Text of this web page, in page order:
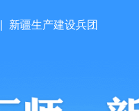
| 新疆生产建设兵团